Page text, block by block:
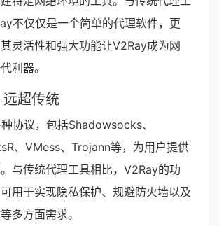
不仅仅是一个简单的代理软件，更
灵活性和强大功能让V2Ray成为网
利器。
超传统
协议，包括Shadowsocks、
、VMess、Trojann等，为用户提供
与传统代理工具相比，V2Ray的功
用于实现隐私保护、规避防火墙以及
多方面需求。